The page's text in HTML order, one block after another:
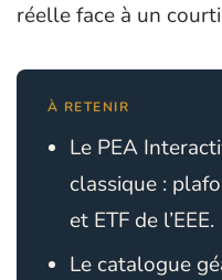
réelle face à un
À RETENIR
Le PEA
classique :
et ETF de l’EEE.
Le catalogue